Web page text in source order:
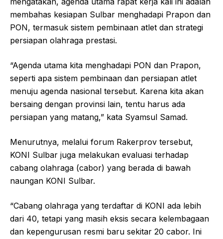
membahas kesiapan Sulbar menghadapi Prapon dan
PON, termasuk sistem pembinaan atlet dan strategi
persiapan olahraga prestasi.
“Agenda utama kita menghadapi PON dan Prapon,
seperti apa sistem pembinaan dan persiapan atlet
menuju agenda nasional tersebut. Karena kita akan
bersaing dengan provinsi lain, tentu harus ada
persiapan yang matang,” kata Syamsul Samad.
Menurutnya, melalui forum Rakerprov tersebut,
KONI Sulbar juga melakukan evaluasi terhadap
cabang olahraga (cabor) yang berada di bawah
naungan KONI Sulbar.
“Cabang olahraga yang terdaftar di KONI ada lebih
dari 40, tetapi yang masih eksis secara kelembagaan
dan kepengurusan resmi baru sekitar 20 cabor. Ini